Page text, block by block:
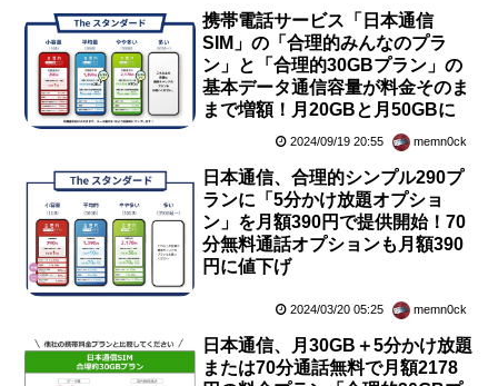
携帯電話サービス「日本通信
SIM」の「合理的みんなのプラ
ン」と「合理的30GBプラン」の
基本データ通信容量が料金そのま
まで増額！月20GBと月50GBに
2024/09/19 20:55 memn0ck
日本通信、合理的シンプル290プ
ランに「5分かけ放題オプショ
ン」を月額390円で提供開始！70
分無料通話オプションも月額390
円に値下げ
2024/03/20 05:25 memn0ck
日本通信、月30GB＋5分かけ放題
または70分通話無料で月額2178